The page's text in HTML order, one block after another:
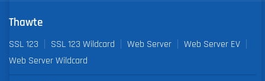
Thawte
SSL 123 SSL 123 Wildcard Web Server
Web Server EV
Web Server Wildcard